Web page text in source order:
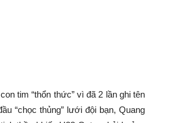
tim “thổn thức” vì đã 2 lần ghi tên
“chọc thủng” lưới đội bạn, Quang